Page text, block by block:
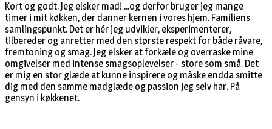
Kort og godt. Jeg elsker mad! ...og derfor bruger jeg mange
timer i mit køkken, der danner kernen i vores hjem. Familiens
samlingspunkt. Det er hér jeg udvikler, eksperimenterer,
tilbereder og anretter med den største respekt for både råvare,
fremtoning og smag. Jeg elsker at forkæle og overraske mine
omgivelser med intense smagsoplevelser - store som små. Det
er mig en stor glæde at kunne inspirere og måske endda smitte
dig med den samme madglæde og passion jeg selv har. På
gensyn i køkkenet.